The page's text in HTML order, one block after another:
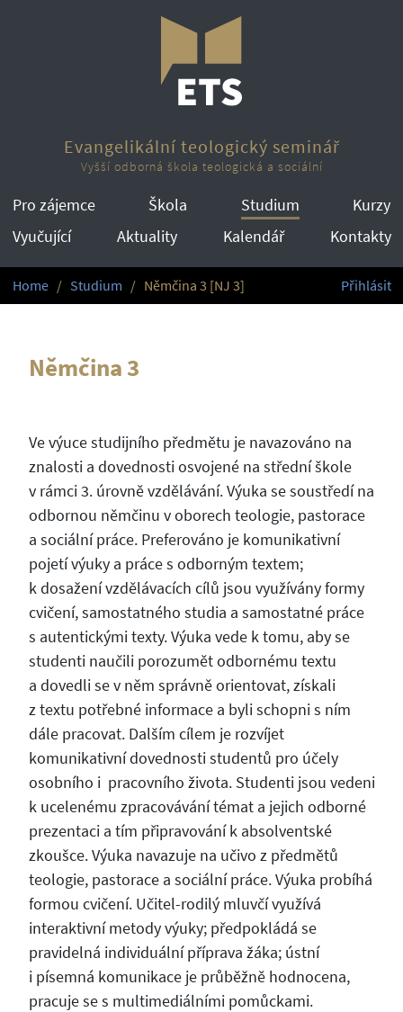
Evangelikální teologický seminář
Vyšší odborná škola teologická a sociální
Pro zájemce Škola Studium
Kurzy
Vyučující
Aktuality Kalendář Kontakty
Home Studium Němčina 3 [NJ 3] Přihlásit
Němčina 3
Ve výuce studijního předmětu je navazováno na
znalosti a dovednosti osvojené na střední škole
v rámci 3. úrovně vzdělávání. Výuka se soustředí na
odbornou němčinu v oborech teologie, pastorace
a sociální práce. Preferováno je komunikativní
pojetí výuky a práce s odborným textem;
k dosažení vzdělávacích cílů jsou využívány formy
cvičení, samostatného studia a samostatné práce
s autentickými texty. Výuka vede k tomu, aby se
studenti naučili porozumět odbornému textu
a dovedli se v něm správně orientovat, získali
z textu potřebné informace a byli schopni s ním
dále pracovat. Dalším cílem je rozvíjet
komunikativní dovednosti studentů pro účely
osobního i pracovního života. Studenti jsou vedeni
k ucelenému zpracovávání témat a jejich odborné
prezentaci a tím připravování k absolventské
zkoušce. Výuka navazuje na učivo z předmětů
teologie, pastorace a sociální práce. Výuka probíhá
formou cvičení. Učitel-rodilý mluvčí využívá
interaktivní metody výuky; předpokládá se
pravidelná individuální příprava žáka; ústní
i písemná komunikace je průběžně hodnocena,
pracuje se s multimediálními pomůckami.